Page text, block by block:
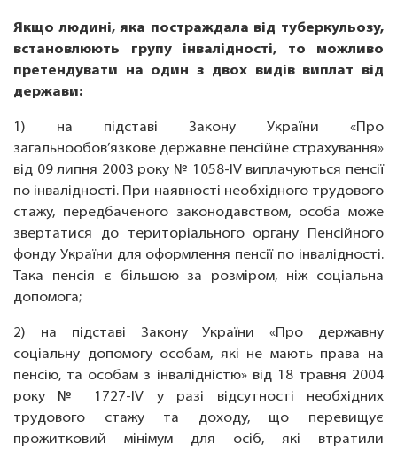
Якщо людині, яка постраждала від туберкульозу,
встановлюють групу інвалідності, то можливо
претендувати на один з двох видів виплат від
держави:
1) на підставі Закону України «Про
загальнообов’язкове державне пенсійне страхування»
від 09 липня 2003 року № 1058-IV виплачуються пенсії
по інвалідності. При наявності необхідного трудового
стажу, передбаченого законодавством, особа може
звертатися до територіального органу Пенсійного
фонду України для оформлення пенсії по інвалідності.
Така пенсія є більшою за розміром, ніж соціальна
допомога;
2) на підставі Закону України «Про державну
соціальну допомогу особам, які не мають права на
пенсію, та особам з інвалідністю» від 18 травня 2004
року № 1727-IV у разі відсутності необхідних
трудового стажу та доходу, що перевищує
прожитковий мінімум для осіб, які втратили